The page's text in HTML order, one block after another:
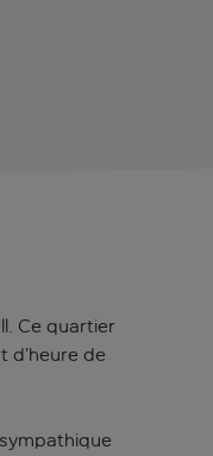
Ce quartier
d’heure de